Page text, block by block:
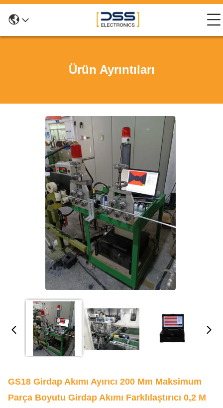
Ürün Ayrıntıları
GS18 Girdap Akımı Ayırıcı 200 Mm Maksimum
Parça Boyutu Girdap Akımı Farklılaştırıcı 0,2 M